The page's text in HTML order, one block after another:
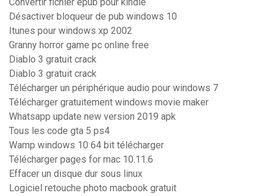
Convertir fichier epub pour kindle
Désactiver bloqueur de pub windows 10
Itunes pour windows xp 2002
Granny horror game pc online free
Diablo 3 gratuit crack
Diablo 3 gratuit crack
Télécharger un périphérique audio pour windows 7
Télécharger gratuitement windows movie maker
Whatsapp update new version 2019 apk
Tous les code gta 5 ps4
Wamp windows 10 64 bit télécharger
Télécharger pages for mac 10.11.6
Effacer un disque dur sous linux
Logiciel retouche photo macbook gratuit